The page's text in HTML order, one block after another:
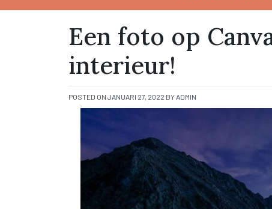
Een foto op
interieur!
POSTED ON JANUARI 27, 2022 BY ADMIN